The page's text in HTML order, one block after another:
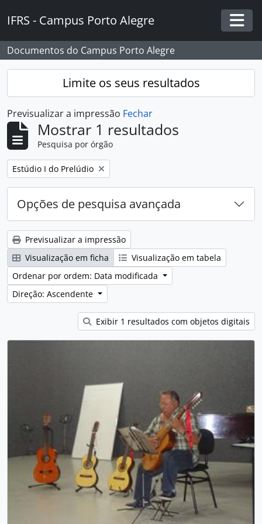
IFRS - Campus Porto Alegre
Documentos do Campus Porto Alegre
Limite os seus resultados
Previsualizar a impressão Fechar
Mostrar 1 resultados
Pesquisa por órgão
Remover filtro:
Estúdio I do Prelúdio
Opções de pesquisa avançada
Previsualizar a impressão
Visualização em ficha
Visualização em tabela
Ordenar por ordem: Data modificada
Direção: Ascendente
Exibir 1 resultados com objetos digitais